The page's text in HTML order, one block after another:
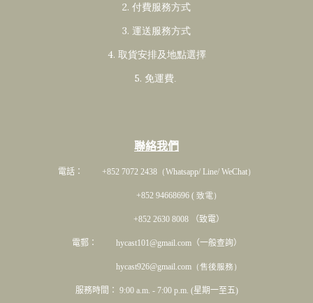
2. 付費服務方式
3. 運送服務方式
4. 取貨安排及地點選擇
5. 免運費.
聯絡我們
電話： +852 7072 2438（Whatsapp/ Line/ WeChat）
+852 94668696 ( 致電）
+852 2630 8008 （致電）
電郵： hycast101@gmail.com（一般查詢）
hycast926@gmail.com（售後服務）
服務時間： 9:00 a.m. - 7:00 p.m. (星期一至五)